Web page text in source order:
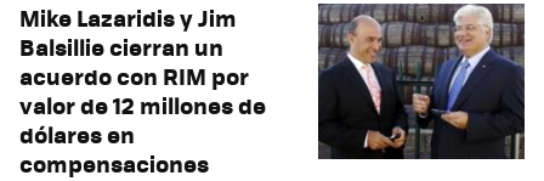
Mike Lazaridis y Jim
Balsillie cierran un
acuerdo con RIM por
valor de 12 millones de
dólares en
compensaciones